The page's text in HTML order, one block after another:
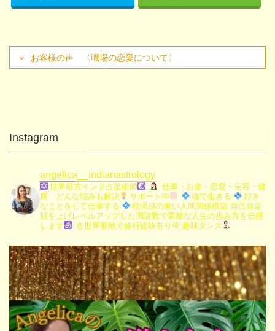
お客様の声 〈職場の恋愛について〉
Instagram
angelica__indianastrology
世界最古インド占星術師
仕事・お金・恋愛・美容・健
康 どんな悩みも解決
サポート🫶 魂で生きる
好き
なことをして仕事する
枯渇感の無い人間関係構築 自己肯定
感を上げレベルアップした周波数で素敵な人生の歩み方を伝授
します
各世界聖地で修行経験有り🪬 趣味ダンス